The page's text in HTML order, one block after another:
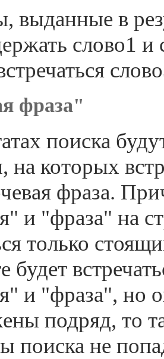
выданные в
слово1
фраза"
поиска
на которых
фраза.
и "фраза" на
только
будет
и "фраза", но
подряд, то
поиска не